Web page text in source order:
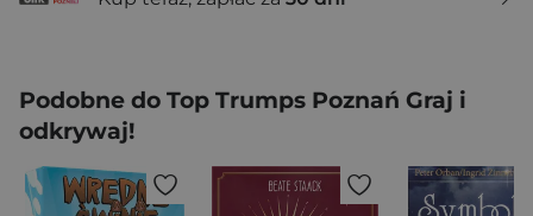
Podobne do Top Trumps Poznań Graj i
odkrywaj!